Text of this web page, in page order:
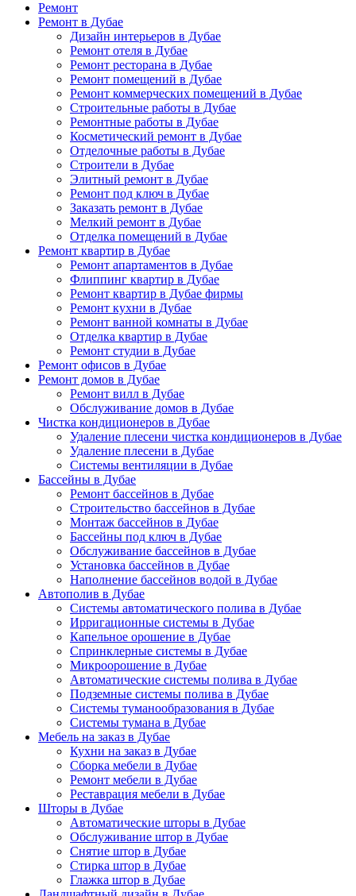
Ремонт
Ремонт в Дубае
Дизайн интерьеров в Дубае
Ремонт отеля в Дубае
Ремонт ресторана в Дубае
Ремонт помещений в Дубае
Ремонт коммерческих помещений в Дубае
Строительные работы в Дубае
Ремонтные работы в Дубае
Косметический ремонт в Дубае
Отделочные работы в Дубае
Строители в Дубае
Элитный ремонт в Дубае
Ремонт под ключ в Дубае
Заказать ремонт в Дубае
Мелкий ремонт в Дубае
Отделка помещений в Дубае
Ремонт квартир в Дубае
Ремонт апартаментов в Дубае
Флиппинг квартир в Дубае
Ремонт квартир в Дубае фирмы
Ремонт кухни в Дубае
Ремонт ванной комнаты в Дубае
Отделка квартир в Дубае
Ремонт студии в Дубае
Ремонт офисов в Дубае
Ремонт домов в Дубае
Ремонт вилл в Дубае
Обслуживание домов в Дубае
Чистка кондиционеров в Дубае
Удаление плесени чистка кондиционеров в Дубае
Удаление плесени в Дубае
Системы вентиляции в Дубае
Бассейны в Дубае
Ремонт бассейнов в Дубае
Строительство бассейнов в Дубае
Монтаж бассейнов в Дубае
Бассейны под ключ в Дубае
Обслуживание бассейнов в Дубае
Установка бассейнов в Дубае
Наполнение бассейнов водой в Дубае
Автополив в Дубае
Системы автоматического полива в Дубае
Ирригационные системы в Дубае
Капельное орошение в Дубае
Спринклерные системы в Дубае
Микроорошение в Дубае
Автоматические системы полива в Дубае
Подземные системы полива в Дубае
Системы туманообразования в Дубае
Системы тумана в Дубае
Мебель на заказ в Дубае
Кухни на заказ в Дубае
Сборка мебели в Дубае
Ремонт мебели в Дубае
Реставрация мебели в Дубае
Шторы в Дубае
Автоматические шторы в Дубае
Обслуживание штор в Дубае
Снятие штор в Дубае
Стирка штор в Дубае
Глажка штор в Дубае